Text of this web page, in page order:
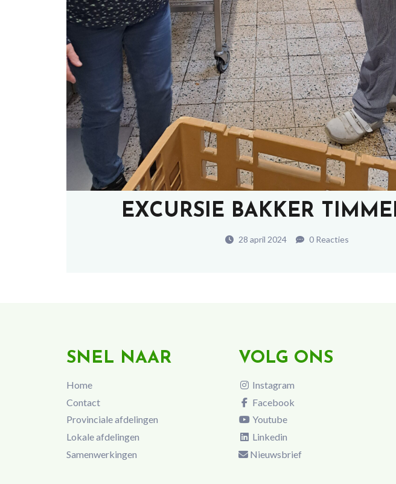
EXCURSIE BAKKER
28 april 2024 0 Reacties
SNEL NAAR
Home
Contact
Provinciale afdelingen
Lokale afdelingen
Samenwerkingen
VOLG ONS
Instagram
Facebook
Youtube
Linkedin
Nieuwsbrief